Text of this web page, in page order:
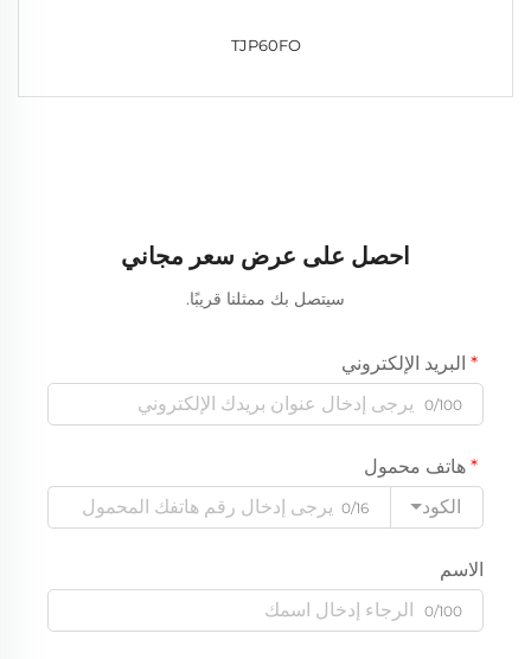
TJP60FO
احصل على عرض سعر مجاني
سيتصل بك ممثلنا قريبًا.
البريد الإلكتروني
0/100
هاتف محمول
الكود
0/16
الاسم
0/100